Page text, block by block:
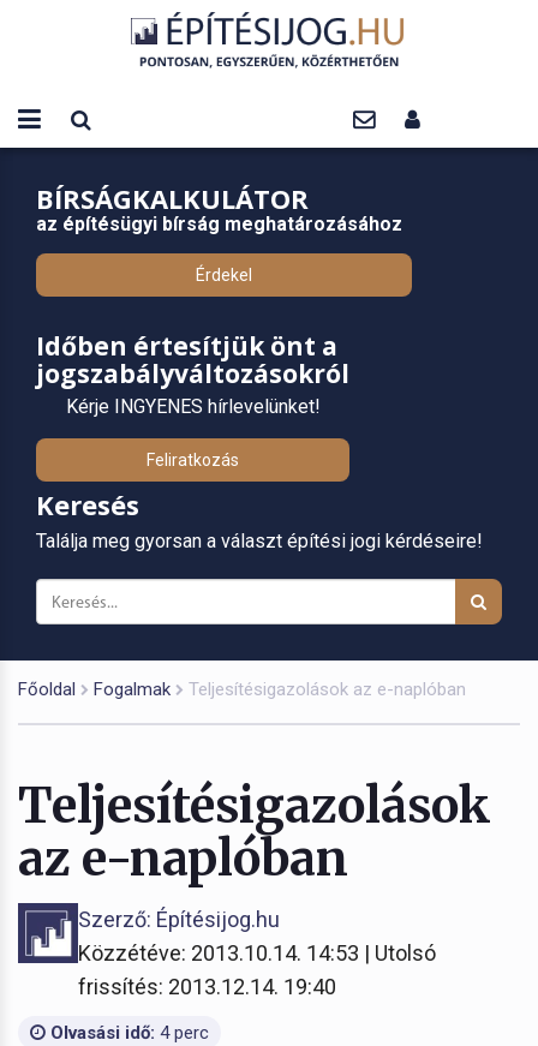
BÍRSÁGKALKULÁTOR
az építésügyi bírság meghatározásához
Érdekel
Időben értesítjük önt a
jogszabályváltozásokról
Kérje INGYENES hírlevelünket!
Feliratkozás
Keresés
Találja meg gyorsan a választ építési jogi kérdéseire!
Főoldal Fogalmak Teljesítésigazolások az e-naplóban
Teljesítésigazolások
az e-naplóban
Szerző: Építésijog.hu
Közzétéve: 2013.10.14. 14:53 | Utolsó
frissítés: 2013.12.14. 19:40
Olvasási idő: 4 perc